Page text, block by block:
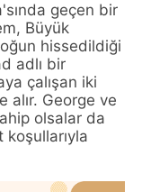
geçen bir
Büyük
hissedildiği
adlı bir
çalışan iki
alır. George ve
olsalar da